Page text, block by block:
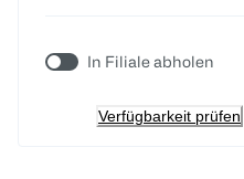
In Filiale abholen
Verfügbarkeit prüfen